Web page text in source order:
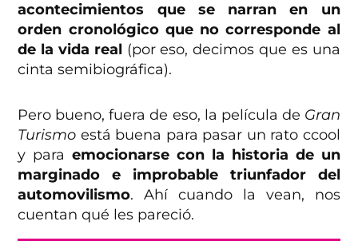
acontecimientos que se narran en un
orden cronológico que no corresponde al
de la vida real (por eso, decimos que es una
cinta semibiográfica).
Pero bueno, fuera de eso, la película de Gran
Turismo está buena para pasar un rato ccool
y paraemocionarse con la historia de un
marginado e improbable triunfador del
automovilismo. Ahí cuando la vean, nos
cuentan qué les pareció.